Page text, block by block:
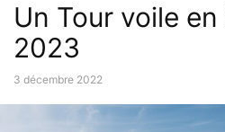
Un Tour voile
2023
3 décembre 2022